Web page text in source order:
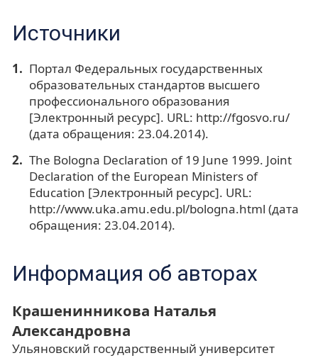
Источники
Портал Федеральных государственных
образовательных стандартов высшего
профессионального образования
[Электронный ресурс]. URL: http://fgosvo.ru/
(дата обращения: 23.04.2014).
The Bologna Declaration of 19 June 1999. Joint
Declaration of the European Ministers of
Education [Электронный ресурс]. URL:
http://www.uka.amu.edu.pl/bologna.html (дата
обращения: 23.04.2014).
Информация об авторах
Крашенинникова Наталья
Александровна
Ульяновский государственный университет